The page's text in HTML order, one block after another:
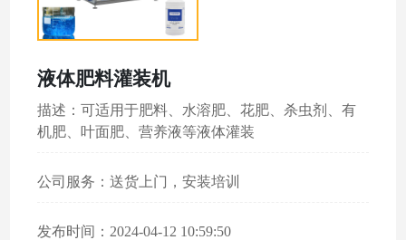
液体肥料灌装机
描述：可适用于肥料、水溶肥、花肥、杀虫剂、有
机肥、叶面肥、营养液等液体灌装
公司服务：送货上门，安装培训
发布时间：2024-04-12 10:59:50